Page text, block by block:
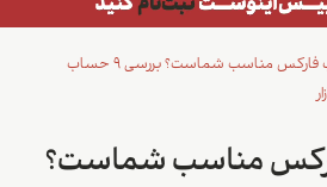
کدام حساب فارکس مناسب شماست؟ بررسی ۹ حساب
مناسب شماست؟